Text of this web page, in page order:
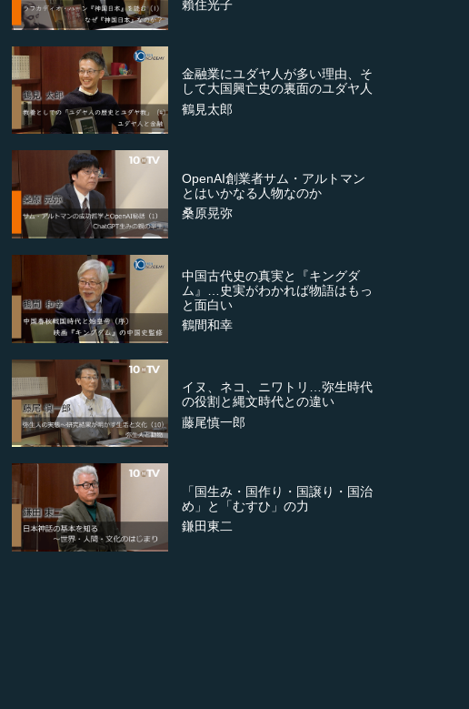
賴住光子
金融業にユダヤ人が多い理由、そ
して大国興亡史の裏面のユダヤ人
鶴見太郎
OpenAI創業者サム・アルトマン
とはいかなる人物なのか
桑原晃弥
中国古代史の真実と『キングダ
ム』…史実がわかれば物語はもっ
と面白い
鶴間和幸
イヌ、ネコ、ニワトリ…弥生時代
の役割と縄文時代との違い
藤尾慎一郎
「国生み・国作り・国譲り・国治
め」と「むすひ」の力
鎌田東二